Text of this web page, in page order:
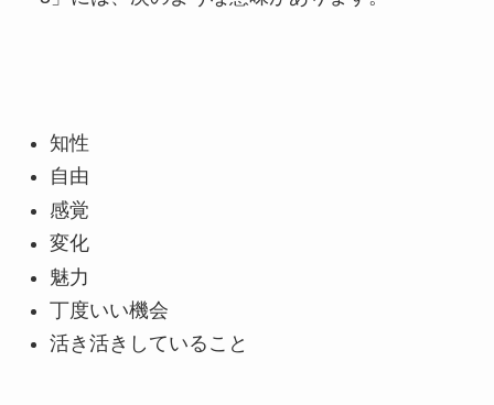
知性
自由
感覚
変化
魅力
丁度いい機会
活き活きしていること